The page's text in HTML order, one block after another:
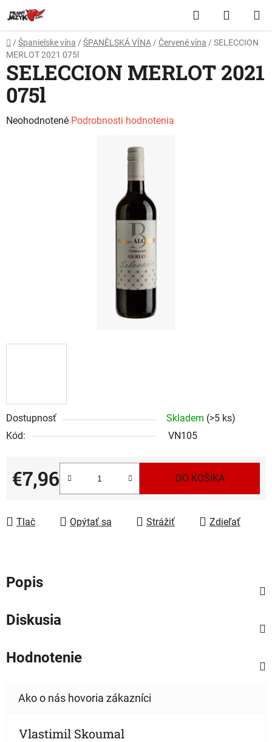
na
obsah
Hľadať
KOŠÍK
Domov
/ Španielske vína / ŠPANĚLSKÁ VÍNA / Červené vína / SELECCION
MERLOT 2021 075l
Dostupnosť Skladem (>5 ks)
Kód:
VN105
€7,96
Jednotková cena:
DO KOŠÍKA
Tlač Opýtať sa Strážiť Zdieľať
SELECCION MERLOT 2021
075l
Priemerné
Neohodnotené Podrobnosti hodnotenia
Popis
Diskusia
Hodnotenie
Vlastimil Skoumal